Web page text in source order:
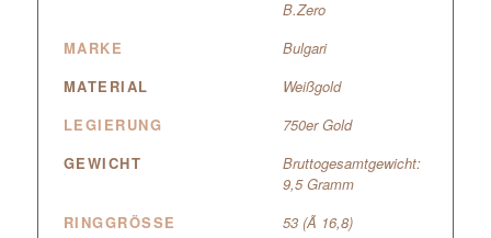
B.Zero
MARKE
Bulgari
MATERIAL
Weißgold
LEGIERUNG
750er Gold
GEWICHT
Bruttogesamtgewicht:
9,5 Gramm
RINGGRÖSSE
53 (Ã 16,8)